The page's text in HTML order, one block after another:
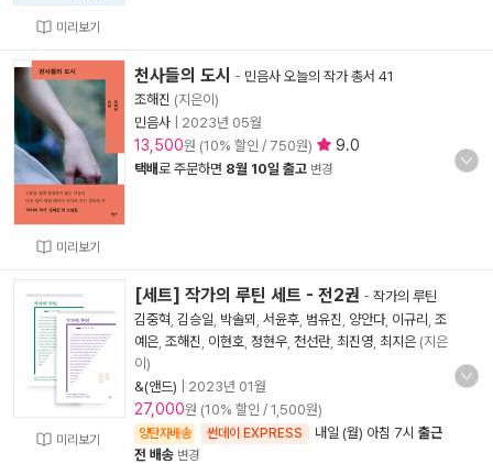
미리보기
미리보기
천사들의 도시 - 민음사 오늘의 작가 총서 41
조해진 (지은이)
민음사
2023년 05월
13,500원 (10% 할인 / 750원) 9.0
택배로 주문하면 8월 10일 출고 변경
미리보기
[세트] 작가의 루틴 세트 - 전2권 - 작가의 루틴
김중혁 김승일 박솔뫼 서윤후 범유진 양안다, 이규리 조
예은 조해진 이현호 정현우 천선란, 최진영 최지은 (지은
이)
&(앤드)
2023년 01월
27,000원 (10% 할인 / 1,500원)
양탄자배송 썬데이 EXPRESS 내일 (월) 아침 7시 출근
전 배송 변경